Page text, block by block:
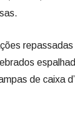
de caixa